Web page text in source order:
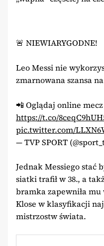
🚨 NIEWIARYGODNE!
Leo Messi nie
zmarnowana szansa
📲 Oglądaj online
https://t.co/
pic.twitter.com/
— TVP SPORT
Jednak Messiego stać
siatki trafił w 38., a
bramka zapewniła
Klose w klasyfikacji
mistrzostw świata.